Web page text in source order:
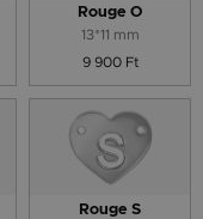
Rouge O
13*11 mm
9 900 Ft
Rouge S